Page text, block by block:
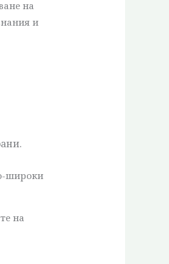
на
и
широки
на